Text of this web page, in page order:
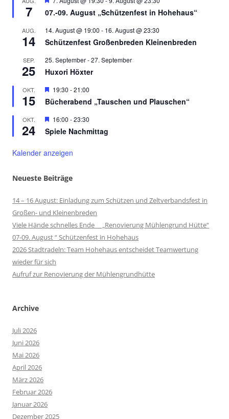
7 07.-09. August „Schützenfest in Hohehaus“
AUG.
14
14. August @ 19:00 - 16. August @ 23:30
Schützenfest Großenbreden Kleinenbreden
SEP.
25
25. September-27. September
Huxori Höxter
OKT.
15
Hervorgehoben
19:30 -21:00
Bücherabend „Tauschen und Plauschen“
OKT.
24
Hervorgehoben
16:00 -23:30
Spiele Nachmittag
Kalender anzeigen
Neueste Beiträge
14 – 16 August: Einladung zum Schützen und Zeltverbandsfest in
Großen- und Kleinenbreden
Viele Hände schnelles Ende „Renovierung Mühlengrund Hütte“
07-09. August “ Schützenfest in Hohehaus
2026 Stadtradeln: Team Hohehaus entscheidet Teamwertung
wieder für sich
Aufruf zur Renovierung der Mühlengrundhütte
Archive
Juli 2026
Juni 2026
Mai 2026
April 2026
März 2026
Februar 2026
Januar 2026
Dezember 2025